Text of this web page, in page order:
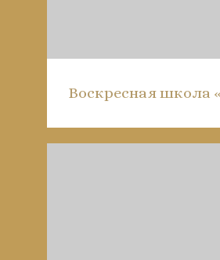
Воскресная школа